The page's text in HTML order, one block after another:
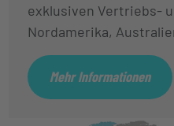
exklusiven Vertriebs-
Nordamerika,
Mehr Informationen